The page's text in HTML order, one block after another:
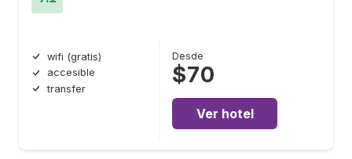
wifi (gratis)
accesible
transfer
Desde
$70
Ver hotel